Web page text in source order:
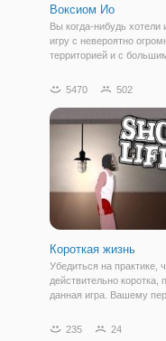
Воксиом Ио
Вы когда-нибудь хотели
игру с невероятно
территорией и с
вокруг? Ну, тогда
поле боя и
5470 502
Короткая жизнь
Убедиться на практике,
действительно коротка,
данная игра. Вашему
жестоких уровней.
235 24